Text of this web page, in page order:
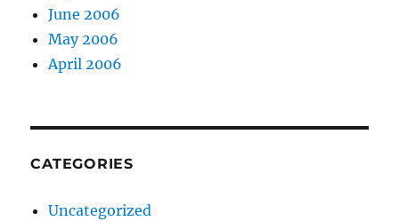
June 2006
May 2006
April 2006
CATEGORIES
Uncategorized